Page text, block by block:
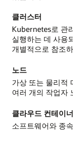
클러스터
Kubernetes로 관
실행하는 데 사용
개별적으로 참조
노드
가상 또는 물리적
여러 개의 작업자
클라우드 컨테이너
소프트웨어와 종